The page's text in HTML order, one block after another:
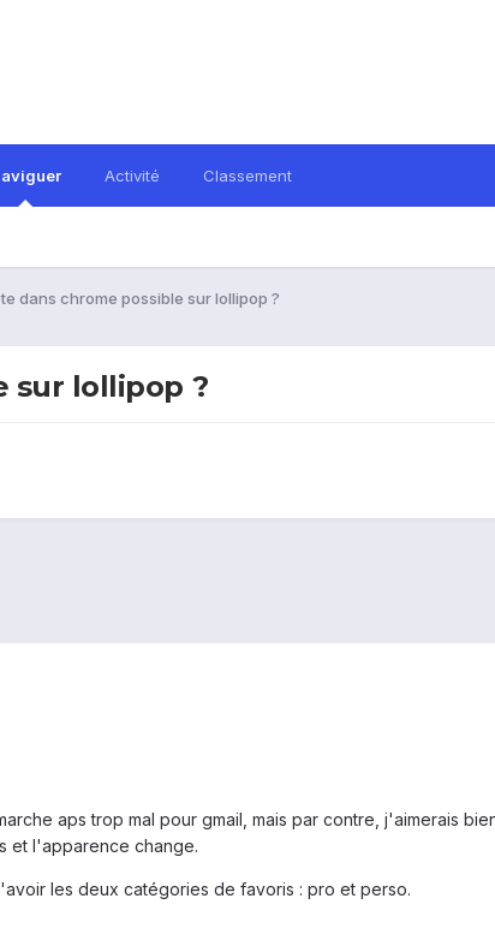
Activité Classement
dans chrome possible sur lollipop ?
sur lollipop ?
aps trop mal pour gmail, mais par contre, j'aimerais
et l'apparence change.
les deux catégories de favoris : pro et perso.